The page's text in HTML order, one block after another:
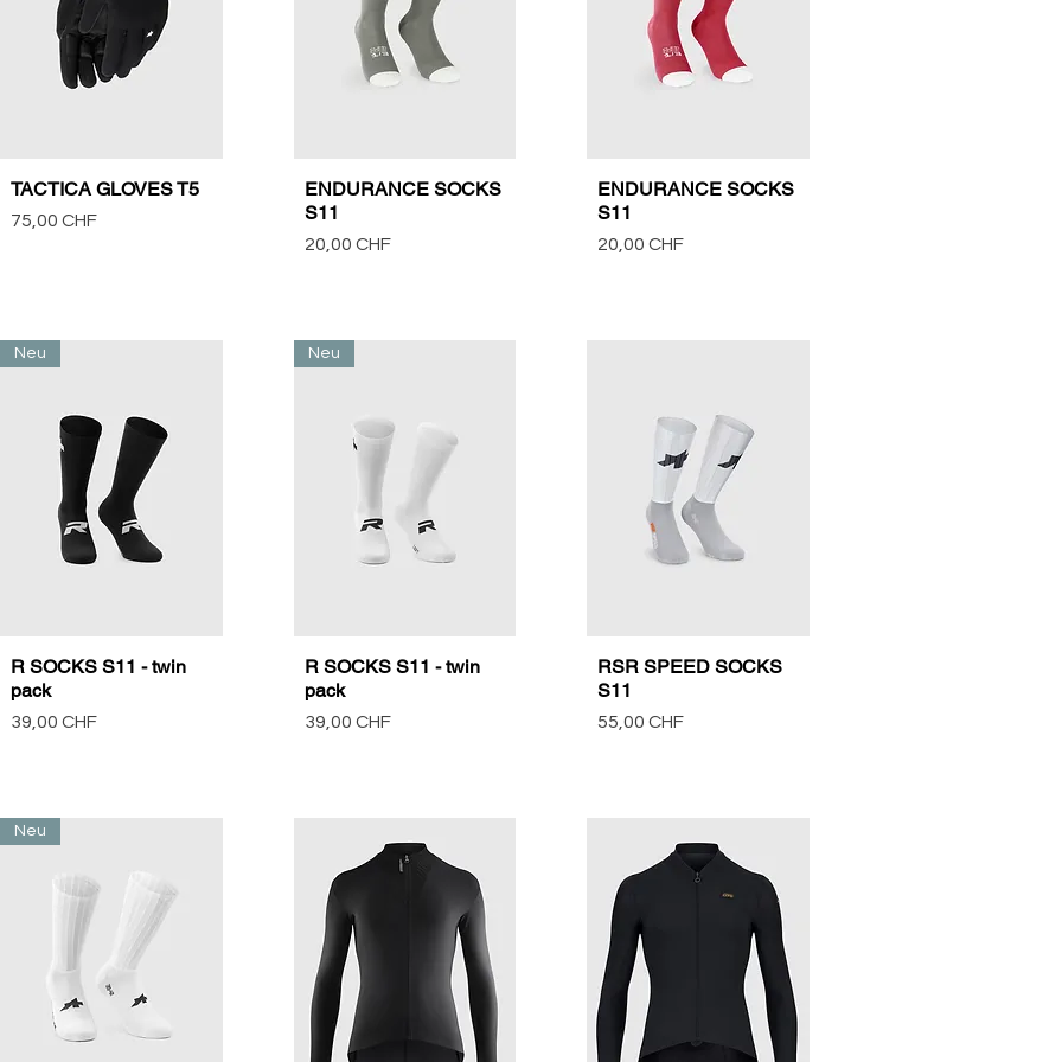
Vista rápida
TACTICA GLOVES T5
Precio
75,00 CHF
Vista rápida
ENDURANCE SOCKS
S11
Precio
20,00 CHF
Vista rápida
ENDURANCE SOCKS
S11
Precio
20,00 CHF
Vista rápida
Neu
R SOCKS S11 - twin
pack
Precio
39,00 CHF
Vista rápida
Neu
R SOCKS S11 - twin
pack
Precio
39,00 CHF
Vista rápida
RSR SPEED SOCKS
S11
Precio
55,00 CHF
Neu